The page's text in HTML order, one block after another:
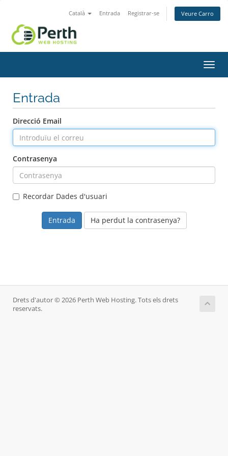
Català Entrada Registrar-se Veure Carro
la
Entrada
Direcció Email
Contrasenya
Recordar Dades d'usuari
Ha perdut la contrasenya?
Drets d'autor © 2026 Perth Web Hosting. Tots els drets
reservats.